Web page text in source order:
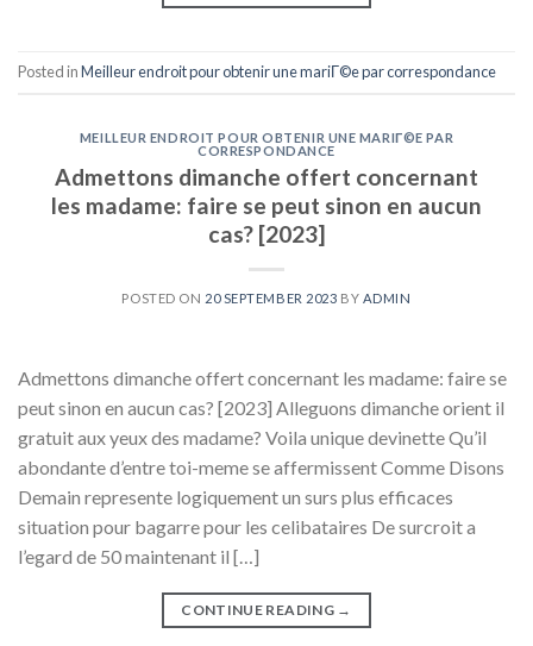
Posted inMeilleur endroit pour obtenir une mariГ©e par correspondance
MEILLEUR ENDROIT POUR OBTENIR UNE MARIГ©E PAR
CORRESPONDANCE
Admettons dimanche offert concernant
les madame: faire se peut sinon en aucun
cas? [2023]
POSTED ON 20 SEPTEMBER 2023 BY ADMIN
Admettons dimanche offert concernant les madame: faire se
peut sinon en aucun cas? [2023] Alleguons dimanche orient il
gratuit aux yeux des madame? Voila unique devinette Qu’il
abondante d’entre toi-meme se affermissent Comme Disons
Demain represente logiquement un surs plus efficaces
situation pour bagarre pour les celibataires De surcroit a
l’egard de 50 maintenant il […]
CONTINUE READING →